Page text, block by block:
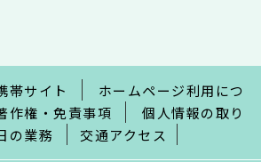
帯サイト
ホームページ利用につ
作権・免責事項
個人情報の取り
の業務 交通アクセス